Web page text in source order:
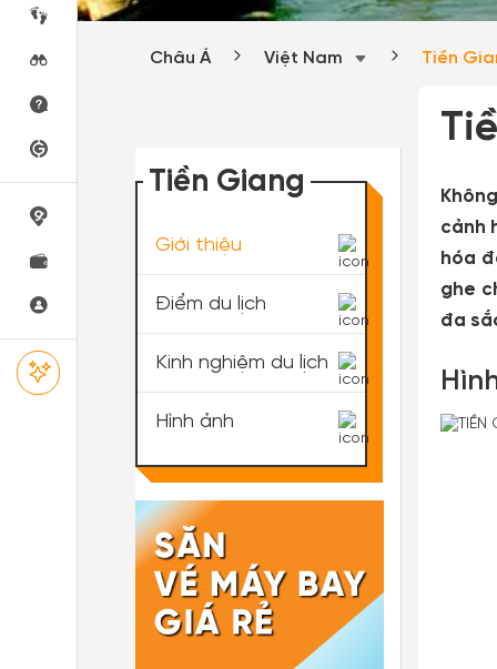
Châu Á Việt Nam Tiền
cảnh
hóa
ghe
đa
Tiền Giang
Giới thiệu
Điểm du lịch
Kinh nghiệm du lịch
Hình ảnh